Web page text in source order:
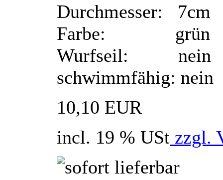
Durchmesser: 7cm
Farbe: grün
Wurfseil: nein
schwimmfähig: nein
10,10 EUR
incl. 19 % USt zzgl.